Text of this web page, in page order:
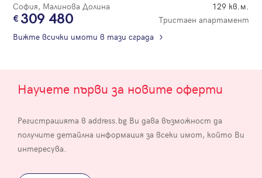
София, Малинова Долина 129 кв.м.
309 480
Тристаен апартамент
Вижте всички имоти в тази сграда
Научете първи за новите оферти
Регистрацията в address.bg Ви дава възможност да
получите детайлна информация за всеки имот, който Ви
интересува.